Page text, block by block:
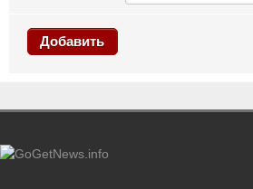
Добавить